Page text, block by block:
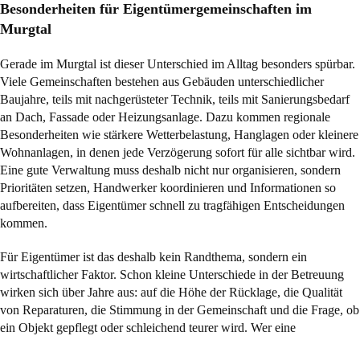
Besonderheiten für Eigentümergemeinschaften im
Murgtal
Gerade im Murgtal ist dieser Unterschied im Alltag besonders spürbar.
Viele Gemeinschaften bestehen aus Gebäuden unterschiedlicher
Baujahre, teils mit nachgerüsteter Technik, teils mit Sanierungsbedarf
an Dach, Fassade oder Heizungsanlage. Dazu kommen regionale
Besonderheiten wie stärkere Wetterbelastung, Hanglagen oder kleinere
Wohnanlagen, in denen jede Verzögerung sofort für alle sichtbar wird.
Eine gute Verwaltung muss deshalb nicht nur organisieren, sondern
Prioritäten setzen, Handwerker koordinieren und Informationen so
aufbereiten, dass Eigentümer schnell zu tragfähigen Entscheidungen
kommen.
Für Eigentümer ist das deshalb kein Randthema, sondern ein
wirtschaftlicher Faktor. Schon kleine Unterschiede in der Betreuung
wirken sich über Jahre aus: auf die Höhe der Rücklage, die Qualität
von Reparaturen, die Stimmung in der Gemeinschaft und die Frage, ob
ein Objekt gepflegt oder schleichend teurer wird. Wer eine